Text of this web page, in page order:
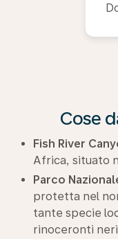
Cose
Fish River
Africa, situato
Parco
protetta nel
tante specie
rinoceronti